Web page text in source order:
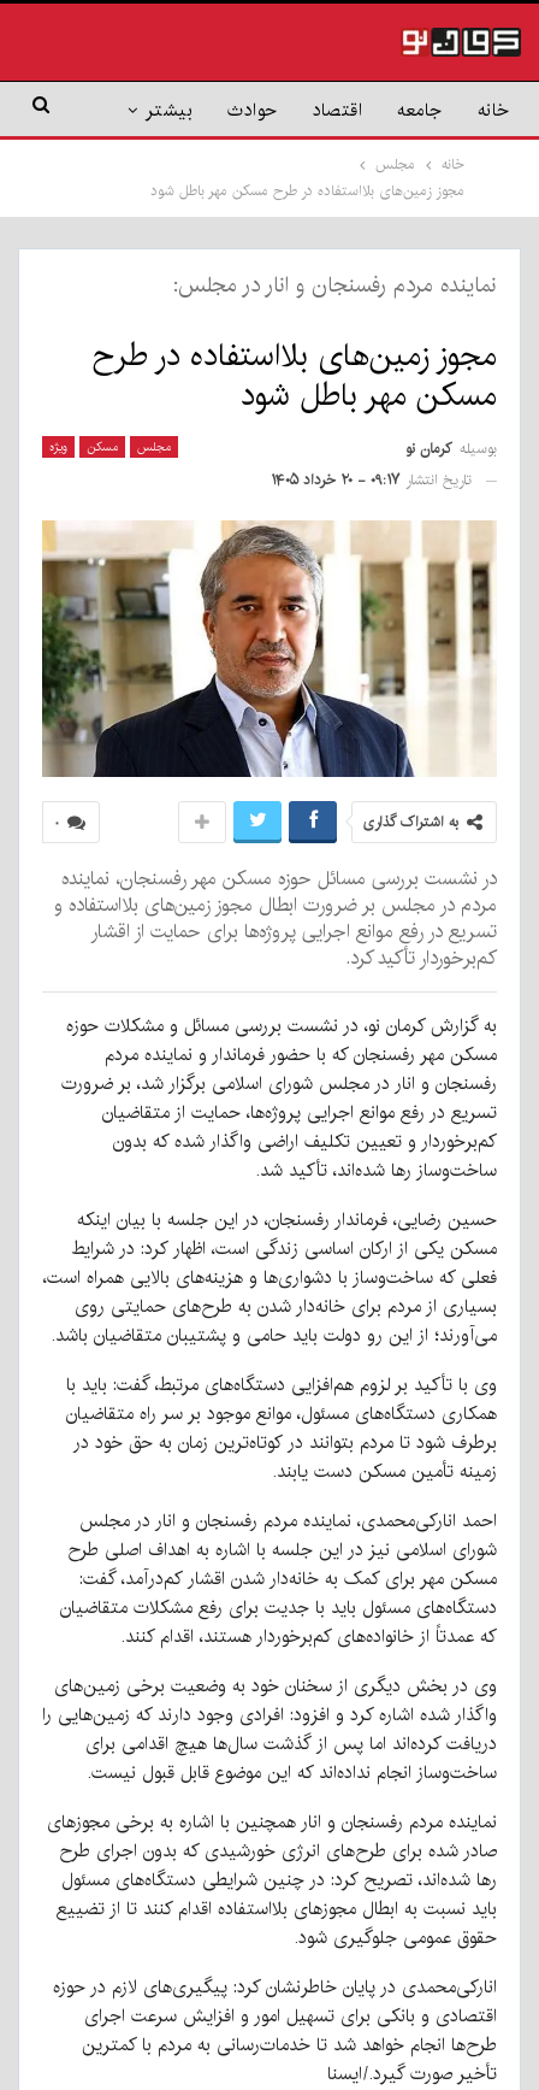
خانه جامعه اقتصاد حوادث بیشتر
خانه
مجلس
مجوز زمین‌های بلااستفاده در طرح مسکن مهر باطل شود
نماینده مردم رفسنجان و انار در مجلس:
مجوز زمین‌های بلااستفاده در طرح
مسکن مهر باطل شود
مجلس مسکن ویژه بوسیله کرمان نو
تاریخ انتشار ۰۹:۱۷ - ۲۰ خرداد ۱۴۰۵
۰ به اشتراک گذاری
در نشست بررسی مسائل حوزه مسکن مهر رفسنجان، نماینده
مردم در مجلس بر ضرورت ابطال مجوز زمین‌های بلااستفاده و
تسریع در رفع موانع اجرایی پروژه‌ها برای حمایت از اقشار
کم‌برخوردار تأکید کرد.
به گزارش کرمان نو، در نشست بررسی مسائل و مشکلات حوزه
مسکن مهر رفسنجان که با حضور فرماندار و نماینده مردم
رفسنجان و انار در مجلس شورای اسلامی برگزار شد، بر ضرورت
تسریع در رفع موانع اجرایی پروژه‌ها، حمایت از متقاضیان
کم‌برخوردار و تعیین تکلیف اراضی واگذار شده که بدون
ساخت‌وساز رها شده‌اند، تأکید شد.
حسین رضایی، فرماندار رفسنجان، در این جلسه با بیان اینکه
مسکن یکی از ارکان اساسی زندگی است، اظهار کرد: در شرایط
فعلی که ساخت‌وساز با دشواری‌ها و هزینه‌های بالایی همراه است،
بسیاری از مردم برای خانه‌دار شدن به طرح‌های حمایتی روی
می‌آورند؛ از این رو دولت باید حامی و پشتیبان متقاضیان باشد.
وی با تأکید بر لزوم هم‌افزایی دستگاه‌های مرتبط، گفت: باید با
همکاری دستگاه‌های مسئول، موانع موجود بر سر راه متقاضیان
برطرف شود تا مردم بتوانند در کوتاه‌ترین زمان به حق خود در
زمینه تأمین مسکن دست یابند.
احمد انارکی‌محمدی، نماینده مردم رفسنجان و انار در مجلس
شورای اسلامی نیز در این جلسه با اشاره به اهداف اصلی طرح
مسکن مهر برای کمک به خانه‌دار شدن اقشار کم‌درآمد، گفت:
دستگاه‌های مسئول باید با جدیت برای رفع مشکلات متقاضیان
که عمدتاً از خانواده‌های کم‌برخوردار هستند، اقدام کنند.
وی در بخش دیگری از سخنان خود به وضعیت برخی زمین‌های
واگذار شده اشاره کرد و افزود: افرادی وجود دارند که زمین‌هایی را
دریافت کرده‌اند اما پس از گذشت سال‌ها هیچ اقدامی برای
ساخت‌وساز انجام نداده‌اند که این موضوع قابل قبول نیست.
نماینده مردم رفسنجان و انار همچنین با اشاره به برخی مجوزهای
صادر شده برای طرح‌های انرژی خورشیدی که بدون اجرای طرح
رها شده‌اند، تصریح کرد: در چنین شرایطی دستگاه‌های مسئول
باید نسبت به ابطال مجوزهای بلااستفاده اقدام کنند تا از تضییع
حقوق عمومی جلوگیری شود.
انارکی‌محمدی در پایان خاطرنشان کرد: پیگیری‌های لازم در حوزه
اقتصادی و بانکی برای تسهیل امور و افزایش سرعت اجرای
طرح‌ها انجام خواهد شد تا خدمات‌رسانی به مردم با کمترین
تأخیر صورت گیرد./ایسنا